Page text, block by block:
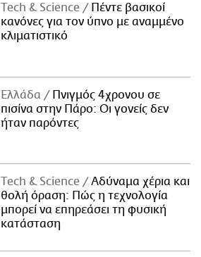
Τech & Science
Πέντε βασικοί
κανόνες για τον ύπνο με αναμμένο
κλιματιστικό
Ελλάδα
Πνιγμός 4χρονου σε
πισίνα στην Πάρο: Οι γονείς δεν
ήταν παρόντες
Τech & Science
Αδύναμα χέρια και
θολή όραση: Πώς η τεχνολογία
μπορεί να επηρεάσει τη φυσική
κατάσταση